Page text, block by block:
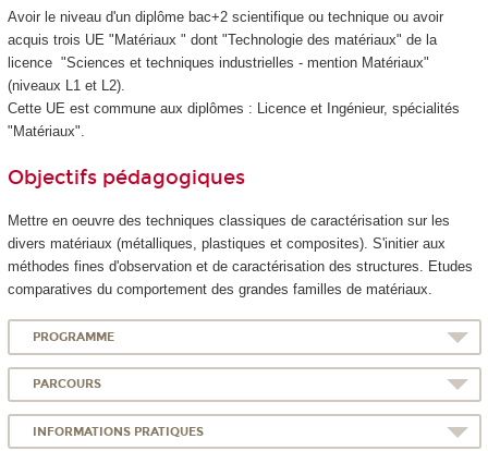
Avoir le niveau d'un diplôme bac+2 scientifique ou technique ou avoir
acquis trois UE "Matériaux " dont "Technologie des matériaux" de la
licence "Sciences et techniques industrielles - mention Matériaux"
(niveaux L1 et L2).
Cette UE est commune aux diplômes : Licence et Ingénieur, spécialités
"Matériaux".
Objectifs pédagogiques
Mettre en oeuvre des techniques classiques de caractérisation sur les
divers matériaux (métalliques, plastiques et composites). S'initier aux
méthodes fines d'observation et de caractérisation des structures. Etudes
comparatives du comportement des grandes familles de matériaux.
PROGRAMME
PARCOURS
INFORMATIONS PRATIQUES